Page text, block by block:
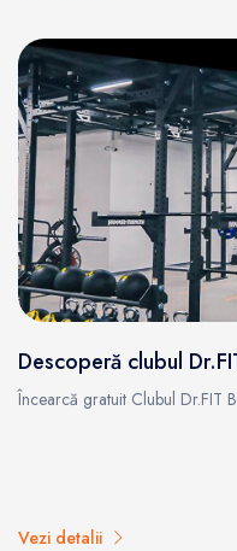
Descoperă clubul
Încearcă gratuit Clubul Dr.FIT
Vezi detalii